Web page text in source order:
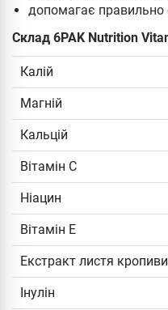
допомагає правильно
Склад 6PAK Nutrition
Калій
Магній
Кальцій
Вітамін C
Ніацин
Вітамін Е
Екстракт листя
Інулін